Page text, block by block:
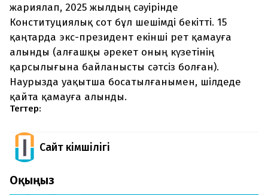
жариялап, 2025 жылдың сәуірінде
Конституциялық сот бұл шешімді бекітті. 15
қаңтарда экс-президент екінші рет қамауға
алынды (алғашқы әрекет оның күзетінің
қарсылығына байланысты сәтсіз болған).
Наурызда уақытша босатылғанымен, шілдеде
қайта қамауға алынды.
Тегтер:
Сайт Әкімшілігі
Оқыңыз